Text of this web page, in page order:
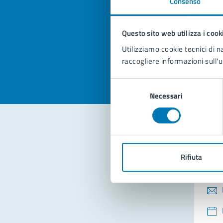
Questo sito web utilizza i
Utilizziamo cookie tecnici di
raccogliere informazioni
consenso
Necessari
Rifiuta